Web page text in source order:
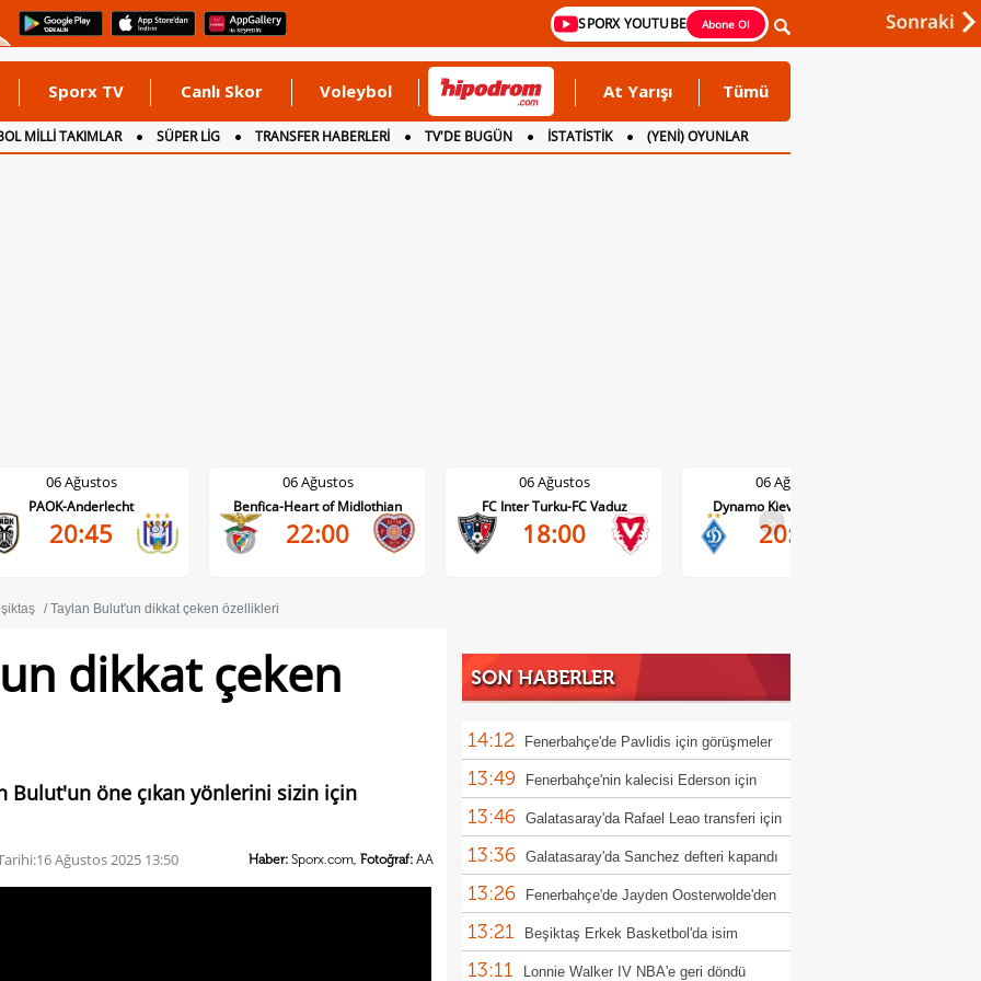
SPORX YOUTUBE Abone Ol
Sporx TV Canlı Skor Voleybol At Yarışı Tümü
MİLLİ TAKIMLAR SÜPER LİG TRANSFER HABERLERİ TV'DE BUGÜN İSTATİSTİK
(YENİ) OYUNLAR
06 Ağustos
PAOK-Anderlecht
20:45
06 Ağustos
Benfica-Heart of Midlothian
22:00
06 Ağustos
FC Inter Turku-FC Vaduz
18:00
06 Ağustos
Dynamo Kiev-Qarabag FK
20:00
>
Taylan Bulut'un dikkat çeken özellikleri
dikkat çeken
Bulut'un öne çıkan yönlerini sizin için
16 Ağustos 2025 13:50 Haber: Sporx.com, Fotoğraf: AA
SON HABERLER
14:12 Fenerbahçe'de Pavlidis için görüşmeler
hızlandı!
13:49 Fenerbahçe'nin kalecisi Ederson için
Juventus iddiası!
13:46 Galatasaray'da Rafael Leao transferi için
sıcak gelişme!
13:36 Galatasaray'da Sanchez defteri kapandı
13:26 Fenerbahçe'de Jayden Oosterwolde'den
kötü haber
13:21 Beşiktaş Erkek Basketbol'da isim
sponsorluğu gelişmesi!
13:11 Lonnie Walker IV NBA'e geri döndü